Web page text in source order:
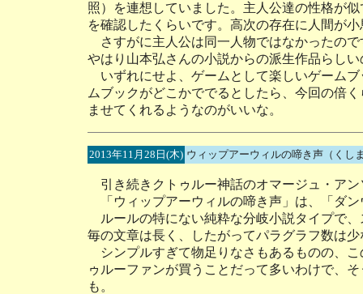
照）を連想していました。主人公達の性格が
を確認したくらいです。高次の存在に人間が
さすがに主人公は同一人物ではなかったの
やはり山本弘さんの小説からの派生作品らし
いずれにせよ、ゲームとして楽しいゲーム
ムブックがどこかででるとしたら、今回の倍
ませてくれるようなのがいいな。
2013年11月28日(木) ウィップアーウィルの啼き声（くし
引き続きクトゥルー神話のオマージュ・ア
「ウィップアーウィルの啼き声」は、「ダ
ルールの特にない純粋な分岐小説タイプで
毎の文章は長く、したがってパラグラフ数は
シンプルすぎて物足りなさもあるものの、
ゥルーファンが買うことだって多いわけで、
も。